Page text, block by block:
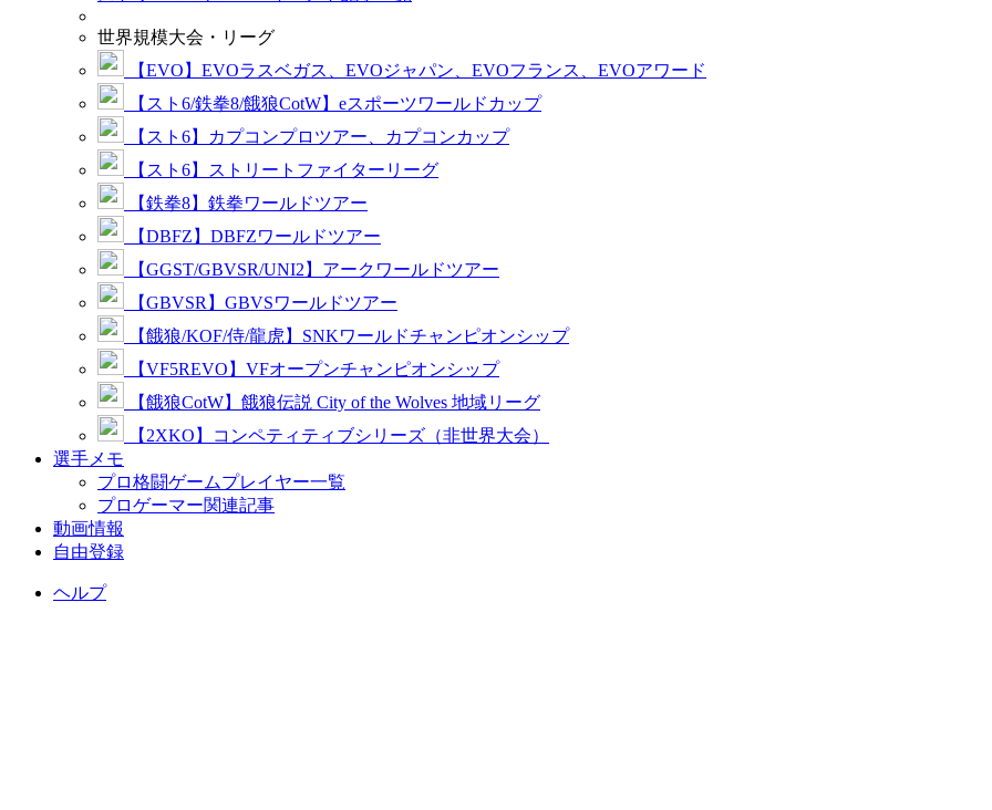
世界規模大会・リーグ
【EVO】EVOラスベガス、EVOジャパン、EVOフランス、EVOアワード
【スト6/鉄拳8/餓狼CotW】eスポーツワールドカップ
【スト6】カプコンプロツアー、カプコンカップ
【スト6】ストリートファイターリーグ
【鉄拳8】鉄拳ワールドツアー
【DBFZ】DBFZワールドツアー
【GGST/GBVSR/UNI2】アークワールドツアー
【GBVSR】GBVSワールドツアー
【餓狼/KOF/侍/龍虎】SNKワールドチャンピオンシップ
【VF5REVO】VFオープンチャンピオンシップ
【餓狼CotW】餓狼伝説 City of the Wolves 地域リーグ
【2XKO】コンペティティブシリーズ（非世界大会）
選手メモ
プロ格闘ゲームプレイヤー一覧
プロゲーマー関連記事
動画情報
自由登録
ヘルプ